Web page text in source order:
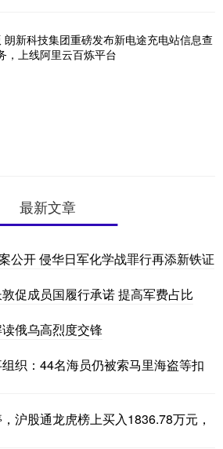
朗新科技集团重磅发布新电途充电站信息查
，上线阿里云百炼平台
最新文章
公开 侵华日军化学战罪行再添新铁证
促成员国履行承诺 提高军费占比
俄乌高烈度交锋
织：44名海员仍被索马里海盗等扣
沪股通龙虎榜上买入1836.78万元，